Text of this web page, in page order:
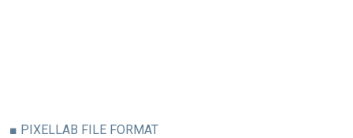
■ PIXELLAB FILE FORMAT